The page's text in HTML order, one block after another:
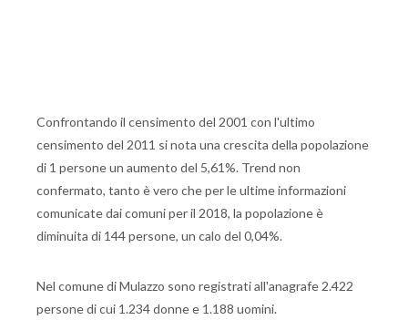
Confrontando il censimento del 2001 con l'ultimo
censimento del 2011 si nota una crescita della popolazione
di 1 persone un aumento del 5,61%. Trend non
confermato, tanto è vero che per le ultime informazioni
comunicate dai comuni per il 2018, la popolazione è
diminuita di 144 persone, un calo del 0,04%.
Nel comune di Mulazzo sono registrati all'anagrafe 2.422
persone di cui 1.234 donne e 1.188 uomini.